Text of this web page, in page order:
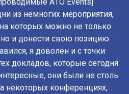
из немногих мероприятия,
которых можно не только
и донести свою позицию.
я доволен и с точки
докладов, которые сегодня
они были не столь
некоторых конференциях,